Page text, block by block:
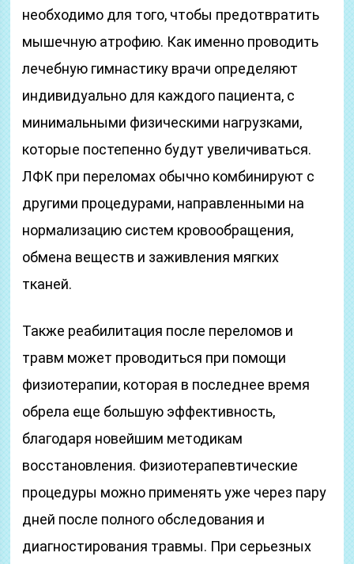
необходимо для того, чтобы предотвратить
мышечную атрофию. Как именно проводить
лечебную гимнастику врачи определяют
индивидуально для каждого пациента, с
минимальными физическими нагрузками,
которые постепенно будут увеличиваться.
ЛФК при переломах обычно комбинируют с
другими процедурами, направленными на
нормализацию систем кровообращения,
обмена веществ и заживления мягких
тканей.
Также реабилитация после переломов и
травм может проводиться при помощи
физиотерапии, которая в последнее время
обрела еще большую эффективность,
благодаря новейшим методикам
восстановления. Физиотерапевтические
процедуры можно применять уже через пару
дней после полного обследования и
диагностирования травмы. При серьезных